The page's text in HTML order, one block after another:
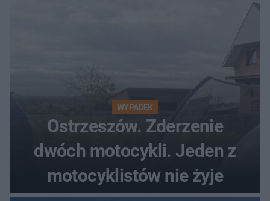
WYPADEK
Ostrzeszów. Zderzenie
dwóch motocykli. Jeden z
motocyklistów nie żyje